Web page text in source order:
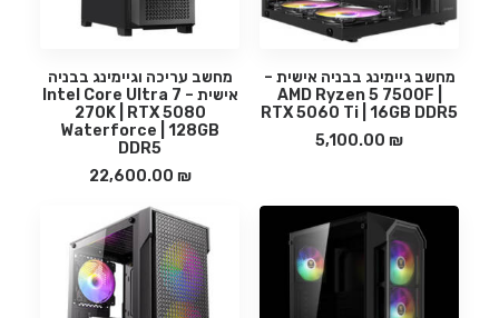
הוספה לסל
מחשב גיימינג בבניה אישית –
AMD Ryzen 5 7500F |
RTX 5060 Ti | 16GB DDR5
5,100.00 ₪
הוספה לסל
מחשב עריכה וגיימינג בבניה
אישית – Intel Core Ultra 7
270K | RTX 5080
Waterforce | 128GB
DDR5
22,600.00 ₪